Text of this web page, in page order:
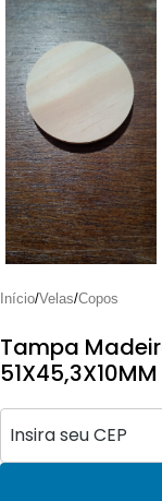
Início/Velas/Copos
Tampa
51X45,3X10MM